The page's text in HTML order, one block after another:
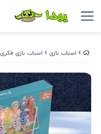
اسباب بازی اسباب بازی فکری